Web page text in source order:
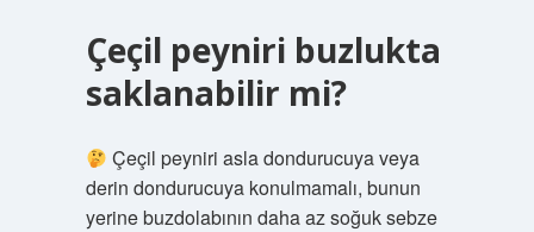
Çeçil peyniri buzlukta
saklanabilir mi?
Çeçil peyniri asla dondurucuya veya
derin dondurucuya konulmamalı, bunun
yerine buzdolabının daha az soğuk sebze